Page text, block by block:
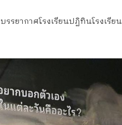
บรรยากาศโรงเรียนปฏิทินโรงเรียน